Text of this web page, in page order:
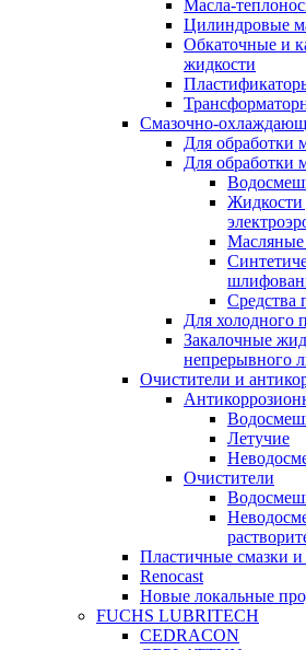
Масла-
Цилиндровые
Обкаточные и
жидкости
Смазочно-
Для обработки
Для обработки
Жидкости
Средства
Для холодного
Закалочные
непрерывного
Очистители и
Летучие
Очистители
Пластичные смазки
Renocast
Новые локальные
FUCHS LUBRITECH
CEDRACON